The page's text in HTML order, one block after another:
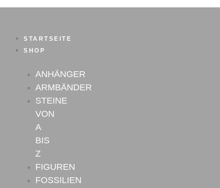
STARTSEITE
SHOP
ANHÄNGER
ARMBÄNDER
STEINE
VON
A
BIS
Z
FIGUREN
FOSSILIEN